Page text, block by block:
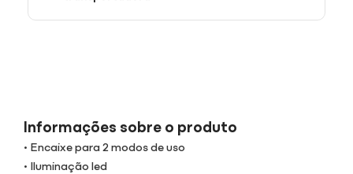
Informações sobre o produto
• Encaixe para 2 modos de uso
• Iluminação led